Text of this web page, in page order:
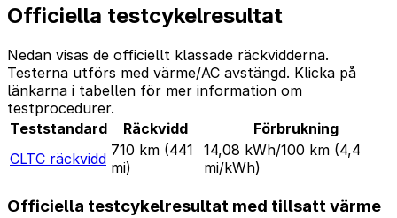
Officiella testcykelresultat
Nedan visas de officiellt klassade räckvidderna.
Testerna utförs med värme/AC avstängd. Klicka på
länkarna i tabellen för mer information om
testprocedurer.
Teststandard
Räckvidd
Förbrukning
CLTC räckvidd 710 km (441
mi)
14,08 kWh/100 km (4,4
mi/kWh)
Officiella testcykelresultat med tillsatt värme